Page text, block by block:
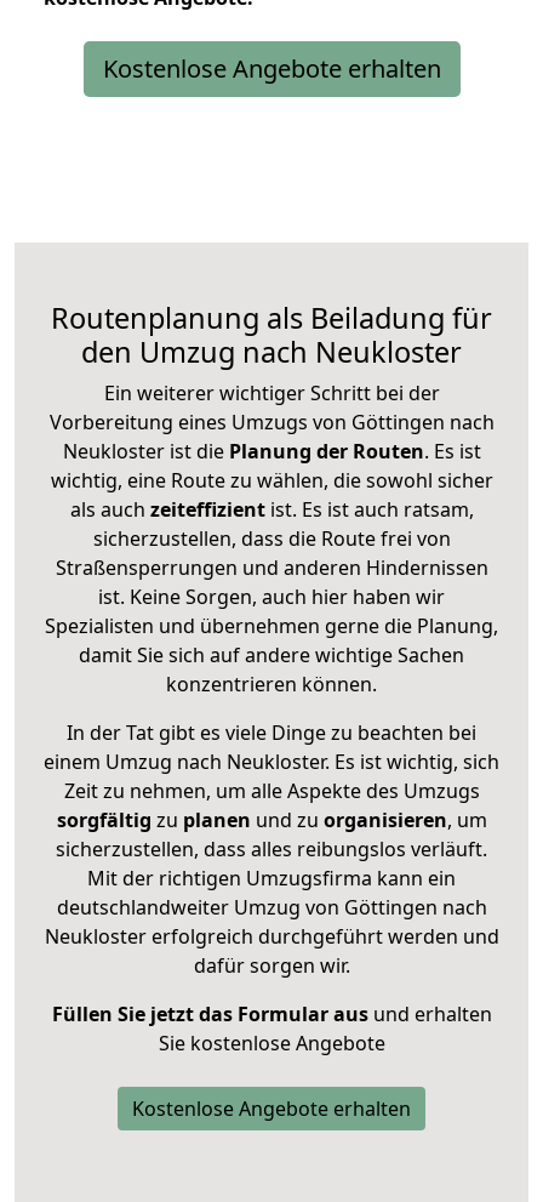
Kostenlose Angebote erhalten
Routenplanung als Beiladung für
den Umzug nach Neukloster
Ein weiterer wichtiger Schritt bei der
Vorbereitung eines Umzugs von Göttingen nach
Neukloster ist diePlanung der Routen. Es ist
wichtig, eine Route zu wählen, die sowohl sicher
als auch zeiteffizientist. Es ist auch ratsam,
sicherzustellen, dass die Route frei von
Straßensperrungen und anderen Hindernissen
ist. Keine Sorgen, auch hier haben wir
Spezialisten und übernehmen gerne die Planung,
damit Sie sich auf andere wichtige Sachen
konzentrieren können.
In der Tat gibt es viele Dinge zu beachten bei
einem Umzug nach Neukloster. Es ist wichtig, sich
Zeit zu nehmen, um alle Aspekte des Umzugs
sorgfältig zu planen und zu organisieren, um
sicherzustellen, dass alles reibungslos verläuft.
Mit der richtigen Umzugsfirma kann ein
deutschlandweiter Umzug von Göttingen nach
Neukloster erfolgreich durchgeführt werden und
dafür sorgen wir.
Füllen Sie jetzt das Formular ausund erhalten
Sie kostenlose Angebote
Kostenlose Angebote erhalten